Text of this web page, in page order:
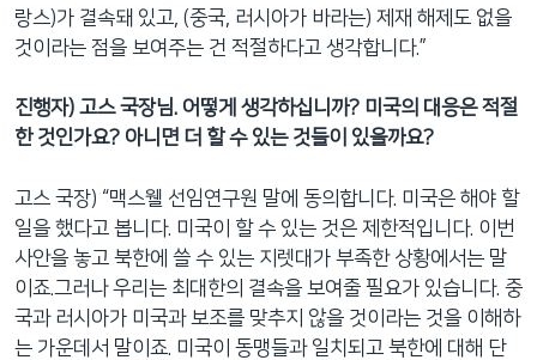
랑스)가 결속돼 있고, (중국, 러시아가 바라는) 제재 해제도 없을
것이라는 점을 보여주는 건 적절하다고 생각합니다.”
진행자) 고스 국장님. 어떻게 생각하십니까? 미국의 대응은 적절
한 것인가요? 아니면 더 할 수 있는 것들이 있을까요?
고스 국장) “맥스웰 선임연구원 말에 동의합니다. 미국은 해야 할
일을 했다고 봅니다. 미국이 할 수 있는 것은 제한적입니다. 이번
사안을 놓고 북한에 쓸 수 있는 지렛대가 부족한 상황에서는 말
이죠.그러나 우리는 최대한의 결속을 보여줄 필요가 있습니다. 중
국과 러시아가 미국과 보조를 맞추지 않을 것이라는 것을 이해하
는 가운데서 말이죠. 미국이 동맹들과 일치되고 북한에 대해 단